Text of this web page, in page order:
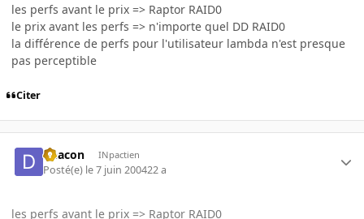
les perfs avant le prix => Raptor RAID0
le prix avant les perfs => n'importe quel DD RAID0
la différence de perfs pour l'utilisateur lambda n'est presque
pas perceptible
Citer
Deacon INpactien
Posté(e) le 7 juin 200422 a
les perfs avant le prix => Raptor RAID0